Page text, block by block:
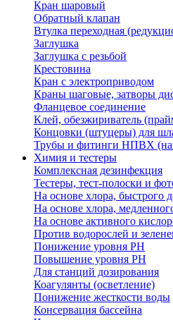
Кран шаровый
Обратный клапан
Втулка переходная
Заглушка
Заглушка с резьбой
Крестовина
Кран с электроприводом
Краны шаговые, затворы
Фланцевое соединение
Клей, обезжириватель
Концовки (штуцеры) для
Трубы и фитинги НПВХ
Химия и тестеры
Комплексная дезинфекция
Тестеры, тест-полоски и
На основе хлора, быстрого
На основе хлора,
На основе активного
Против водорослей и
Понижение уровня РН
Повышение уровня РН
Для станций дозирования
Коагулянты (осветление)
Понижение жесткости воды
Консервация бассейна